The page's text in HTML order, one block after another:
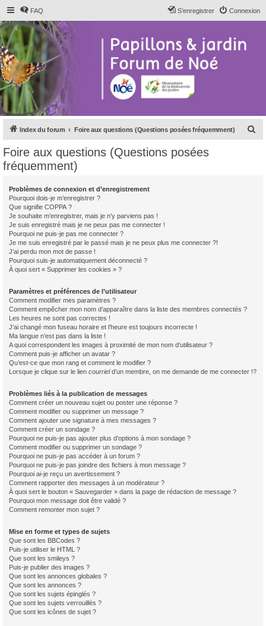
FAQ Connexion
S’enregistrer
Index du forum Foire aux questions (Questions posées fréquemment)
Foire aux questions (Questions posées
fréquemment)
Problèmes de connexion et d’enregistrement
Pourquoi dois-je m’enregistrer ?
Que signifie COPPA ?
Je souhaite m’enregistrer, mais je n’y parviens pas !
Je suis enregistré mais je ne peux pas me connecter !
Pourquoi ne puis-je pas me connecter ?
Je me suis enregistré par le passé mais je ne peux plus me connecter ?!
J’ai perdu mon mot de passe !
Pourquoi suis-je automatiquement déconnecté ?
À quoi sert « Supprimer les cookies » ?
Paramètres et préférences de l’utilisateur
Comment modifier mes paramètres ?
Comment empêcher mon nom d’apparaître dans la liste des membres connectés ?
Les heures ne sont pas correctes !
J’ai changé mon fuseau horaire et l’heure est toujours incorrecte !
Ma langue n’est pas dans la liste !
A quoi correspondent les images à proximité de mon nom d’utilisateur ?
Comment puis-je afficher un avatar ?
Qu’est-ce que mon rang et comment le modifier ?
Lorsque je clique sur le lien courrield’un membre, on me demande de me connecter !?
Problèmes liés à la publication de messages
Comment créer un nouveau sujet ou poster une réponse ?
Comment modifier ou supprimer un message ?
Comment ajouter une signature à mes messages ?
Comment créer un sondage ?
Pourquoi ne puis-je pas ajouter plus d’options à mon sondage ?
Comment modifier ou supprimer un sondage ?
Pourquoi ne puis-je pas accéder à un forum ?
Pourquoi ne puis-je pas joindre des fichiers à mon message ?
Pourquoi ai-je reçu un avertissement ?
Comment rapporter des messages à un modérateur ?
À quoi sert le bouton « Sauvegarder » dans la page de rédaction de message ?
Pourquoi mon message doit être validé ?
Comment remonter mon sujet ?
Mise en forme et types de sujets
Que sont les BBCodes ?
Puis-je utiliser le HTML ?
Que sont les smileys ?
Puis-je publier des images ?
Que sont les annonces globales ?
Que sont les annonces ?
Que sont les sujets épinglés ?
Que sont les sujets verrouillés ?
Que sont les icônes de sujet ?